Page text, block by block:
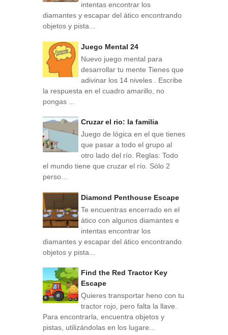
intentas encontrar los
diamantes y escapar del ático encontrando
objetos y pista...
Juego Mental 24
Nuevo juego mental para
desarrollar tu mente Tienes que
adivinar los 14 niveles . Escribe
la respuesta en el cuadro amarillo, no
pongas ...
Cruzar el rio: la familia
Juego de lógica en el que tienes
que pasar a todo el grupo al
otro lado del río. Reglas: Todo
el mundo tiene que cruzar el río. Sólo 2
perso...
Diamond Penthouse Escape
Te encuentras encerrado en el
ático con algunos diamantes e
intentas encontrar los
diamantes y escapar del ático encontrando
objetos y pista...
Find the Red Tractor Key
Escape
Quieres transportar heno con tu
tractor rojo, pero falta la llave.
Para encontrarla, encuentra objetos y
pistas, utilizándolas en los lugare...